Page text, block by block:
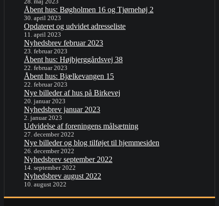
Åbent hus: Bøgholmen 16 og Tjørnehøj 2
30. april 2023
Opdateret og udvidet adresseliste
11. april 2023
Nyhedsbrev februar 2023
23. februar 2023
Åbent hus: Højbjerggårdsvej 38
22. februar 2023
Åbent hus: Bjælkevangen 15
22. februar 2023
Nye billeder af hus på Birkevej
20. januar 2023
Nyhedsbrev januar 2023
2. januar 2023
Udvidelse af foreningens målsætning
27. december 2022
Nye billeder og blog tilføjet til hjemmesiden
26. december 2022
Nyhedsbrev september 2022
14. september 2022
Nyhedsbrev august 2022
10. august 2022